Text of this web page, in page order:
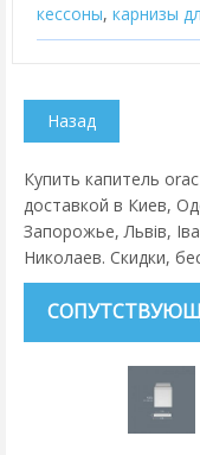
кессоны, карнизы
Купить капитель
доставкой в Киев,
Запорожье, Львів,
Николаев. Скидки,